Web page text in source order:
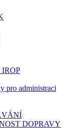
IROP
pro administraci
DOPRAVY